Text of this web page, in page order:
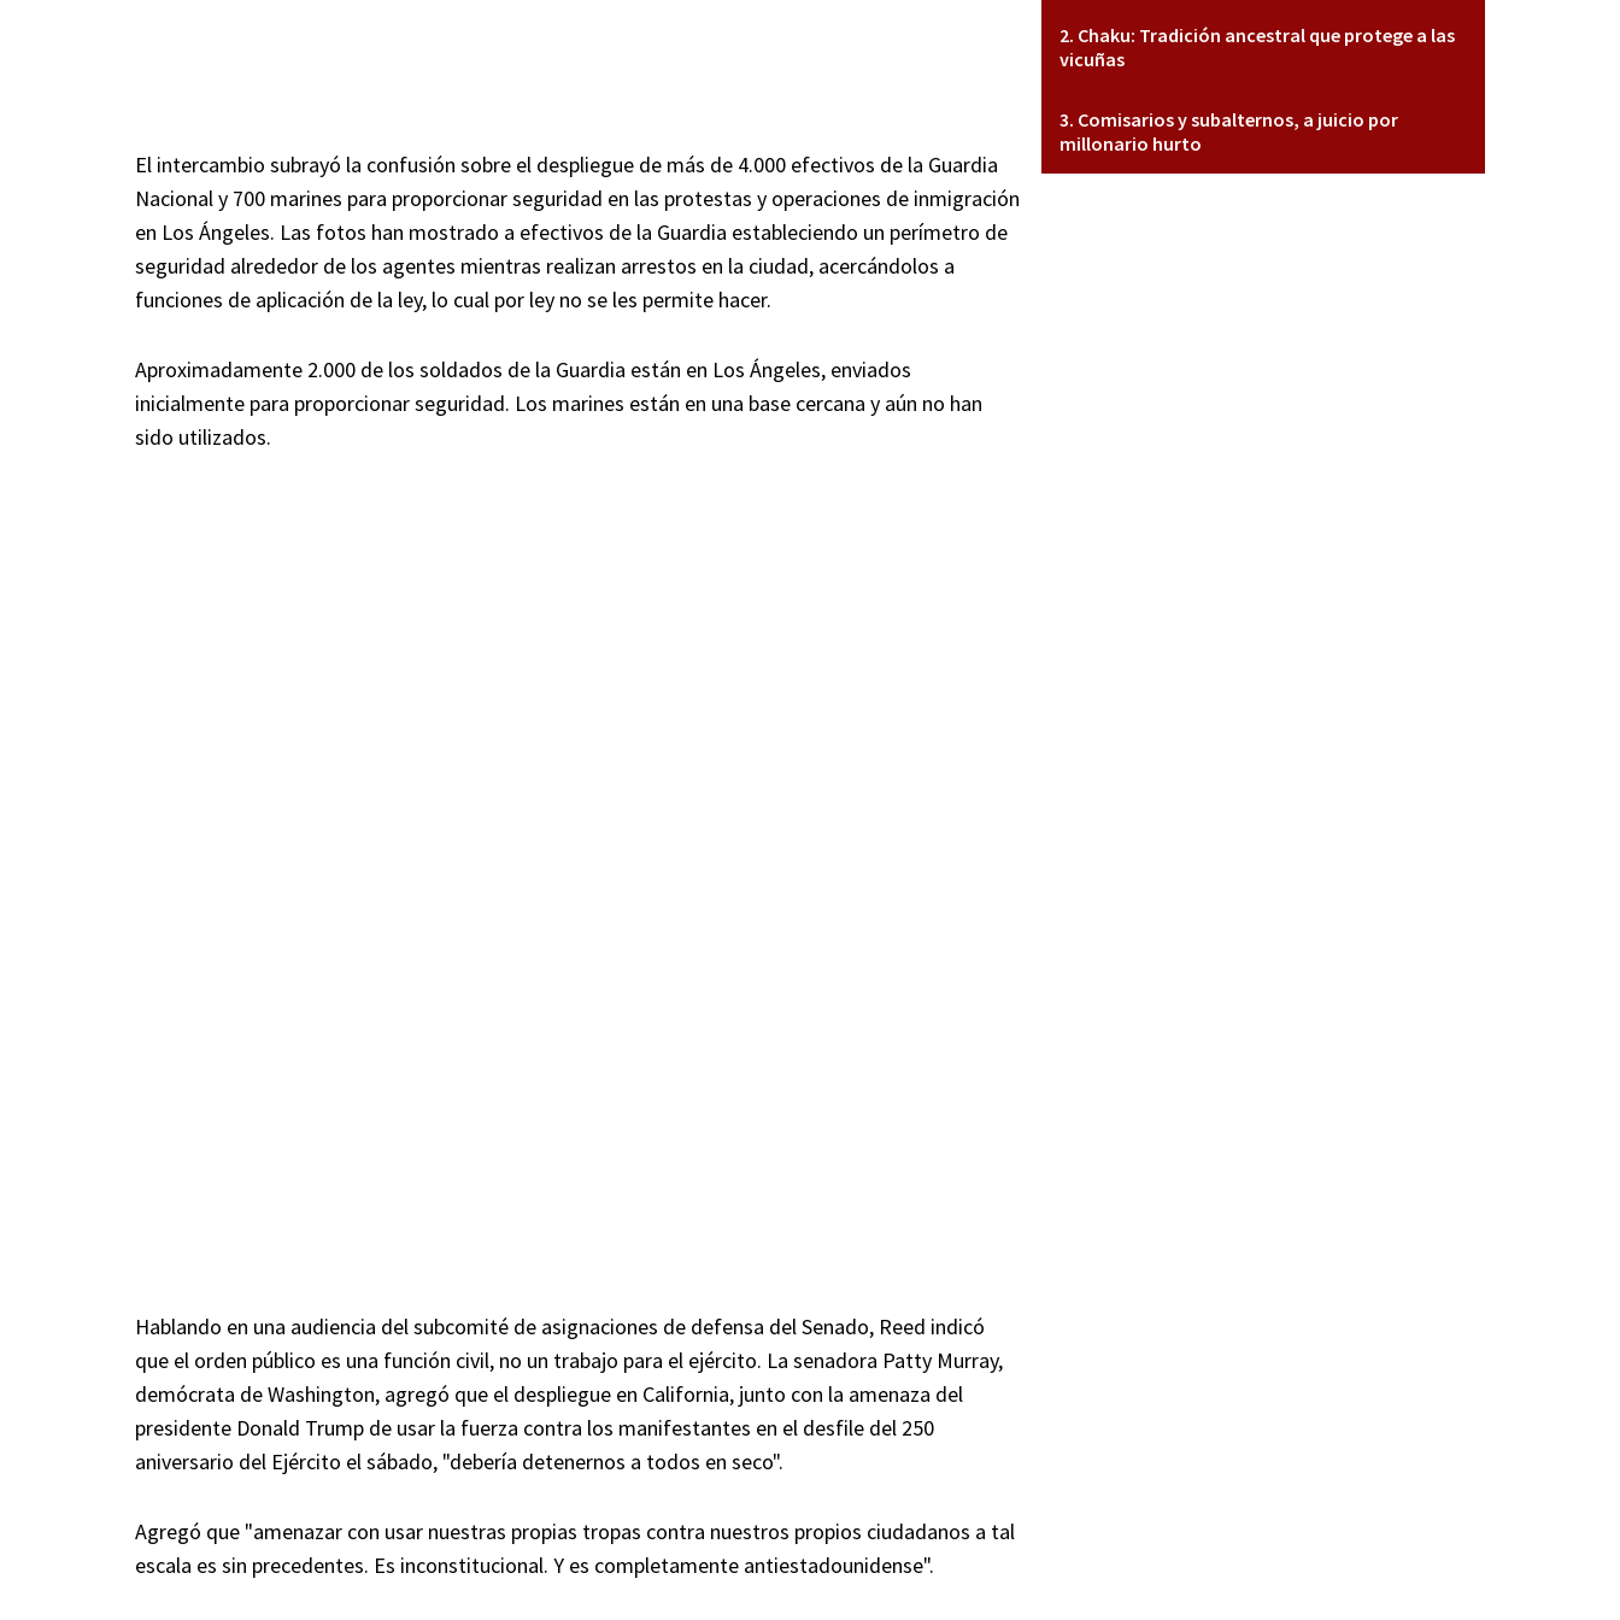
El intercambio subrayó la confusión sobre el despliegue de más de 4.000 efectivos de la Guardia
Nacional y 700 marines para proporcionar seguridad en las protestas y operaciones de inmigración
en Los Ángeles. Las fotos han mostrado a efectivos de la Guardia estableciendo un perímetro de
seguridad alrededor de los agentes mientras realizan arrestos en la ciudad, acercándolos a
funciones de aplicación de la ley, lo cual por ley no se les permite hacer.
Aproximadamente 2.000 de los soldados de la Guardia están en Los Ángeles, enviados
inicialmente para proporcionar seguridad. Los marines están en una base cercana y aún no han
sido utilizados.
Hablando en una audiencia del subcomité de asignaciones de defensa del Senado, Reed indicó
que el orden público es una función civil, no un trabajo para el ejército. La senadora Patty Murray,
demócrata de Washington, agregó que el despliegue en California, junto con la amenaza del
presidente Donald Trump de usar la fuerza contra los manifestantes en el desfile del 250
aniversario del Ejército el sábado, "debería detenernos a todos en seco".
Agregó que "amenazar con usar nuestras propias tropas contra nuestros propios ciudadanos a tal
escala es sin precedentes. Es inconstitucional. Y es completamente antiestadounidense".
Chaku: Tradición ancestral que protege a las
vicuñas
Comisarios y subalternos, a juicio por
millonario hurto